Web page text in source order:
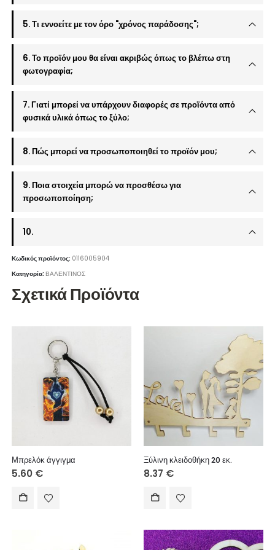
5. Τι εννοείτε με τον όρο "χρόνος παράδοσης";
6. Το προϊόν μου θα είναι ακριβώς όπως το βλέπω στη
φωτογραφία;
7. Γιατί μπορεί να υπάρχουν διαφορές σε προϊόντα από
φυσικά υλικά όπως το ξύλο;
8. Πώς μπορεί να προσωποποιηθεί το προϊόν μου;
9. Ποια στοιχεία μπορώ να προσθέσω για
προσωποποίηση;
10.
Κωδικός προϊόντος: 0116005904
Κατηγορία:ΒΑΛΕΝΤΙΝΟΣ
Σχετικά Προϊόντα
Μπρελόκ άγγιγμα
5.60 €
Ξύλινη κλειδοθήκη 20 εκ.
8.37 €